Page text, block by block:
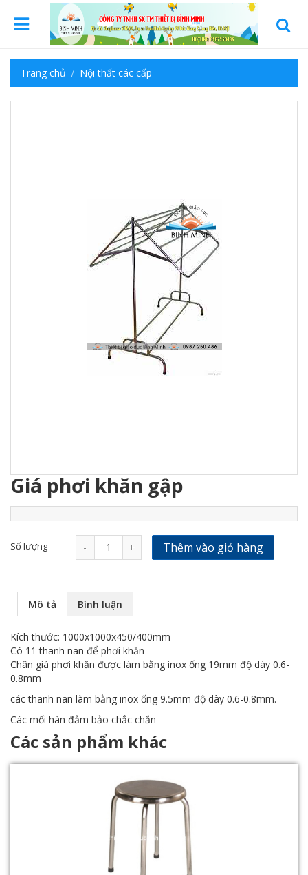
Trang chủ Nội thất các cấp
Giá phơi khăn gập
Số lượng - + Thêm vào giỏ hàng
Mô tả Bình luận
Kích thước: 1000x1000x450/400mm
Có 11 thanh nan để phơi khăn
Chân giá phơi khăn được làm bằng inox ống 19mm độ dày 0.6-
0.8mm
các thanh nan làm bằng inox ống 9.5mm độ dày 0.6-0.8mm.
Các mối hàn đảm bảo chắc chắn
Các sản phẩm khác